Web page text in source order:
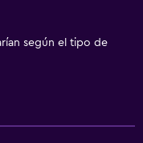
según el tipo de